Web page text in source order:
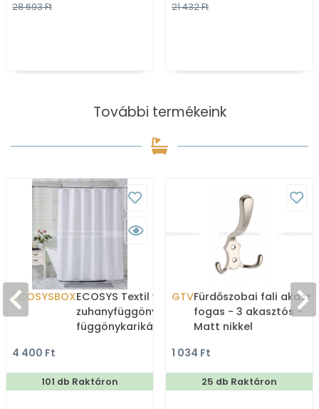
28 693 Ft 21 432 Ft
További termékeink
ECOSYSBOXECOSYS Textil varrott
zuhanyfüggöny 12db
függönykarikával
Zuhanyfüggöny textil
4 400 Ft
101 db Raktáron
GTVFürdőszobai fali
fogas - 3 akasztós -
Matt nikkel
1 034 Ft
25 db Raktáron